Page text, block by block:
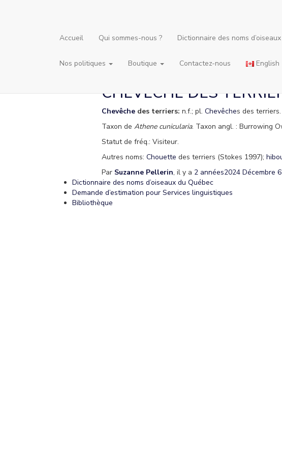
Accueil Qui sommes-nous ? Dictionnaire des noms
Nos politiques Boutique Contactez-nous English
CHEVÊCHE DES
Chevêchedes terriers: n.f.; pl. Chevêches des terriers.
Taxon de Athene cunicularia. Taxon angl. : Burrowing
Statut de fréq.: Visiteur.
Autres noms: Chouette des terriers (Stokes 1997);
Par Suzanne Pellerin, il y a 2 années2024 Décembre 6
Dictionnaire des noms d’oiseaux du Québec
Demande d’estimation pour Services linguistiques
Bibliothèque